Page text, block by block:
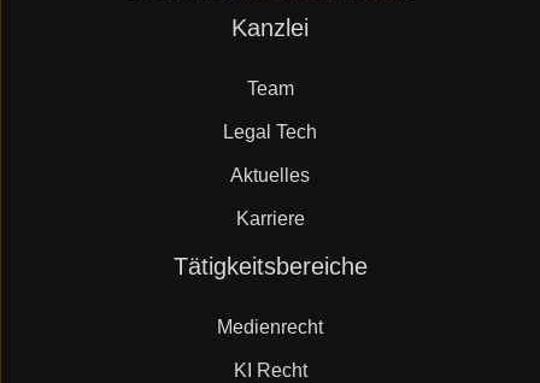
Mueller.legal
Kanzlei
Team
Legal Tech
Aktuelles
Karriere
Tätigkeitsbereiche
Medienrecht
KI Recht